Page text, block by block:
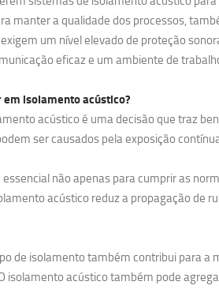
manter a qualidade dos processos,
um nível elevado de proteção
eficaz e um ambiente de
em isolamento acústico?
acústico é uma decisão que traz
ser causados pela exposição
essencial não apenas para cumprir as
acústico reduz a propagação de
de isolamento também contribui para a
isolamento acústico também pode